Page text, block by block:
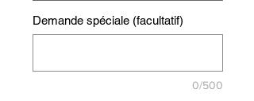
Demande spéciale (facultatif)
0/500